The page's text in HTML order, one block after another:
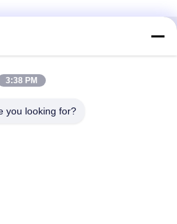
secteur de Tianhe, Guangzhou,
3:38 PM
you looking for?